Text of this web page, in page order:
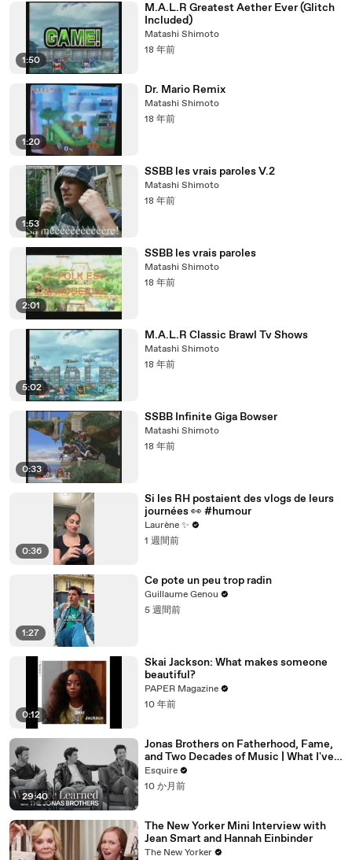
1:50
M.A.L.R Greatest Aether Ever (Glitch
Included)
Matashi Shimoto
18 年前
1:20
Dr. Mario Remix
Matashi Shimoto
18 年前
1:53
SSBB les vrais paroles V.2
Matashi Shimoto
18 年前
2:01
SSBB les vrais paroles
Matashi Shimoto
18 年前
5:02
M.A.L.R Classic Brawl Tv Shows
Matashi Shimoto
18 年前
0:33
SSBB Infinite Giga Bowser
Matashi Shimoto
18 年前
0:36
Si les RH postaient des vlogs de leurs
journées 👀 #humour
Laurène ✨
1 週間前
1:27
Ce pote un peu trop radin
Guillaume Genou
5 週間前
0:12
Skai Jackson: What makes someone
beautiful?
PAPER Magazine
10 年前
29:40
Jonas Brothers on Fatherhood, Fame,
and Two Decades of Music | What I've
Learned | Esquire
Esquire
10 か月前
The New Yorker Mini Interview with
Jean Smart and Hannah Einbinder
The New Yorker